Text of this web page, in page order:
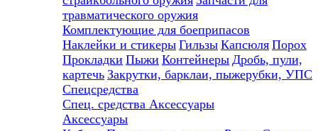
травматического оружия
Комплектующие для боеприпасов
Наклейки и стикеры Гильзы Капсюля Порох
Прокладки Пыжи Контейнеры Дробь, пули,
картечь Закрутки, барклаи, пыжерубки, УПС
Спецсредства
Спец. средства Аксессуары
Аксессуары